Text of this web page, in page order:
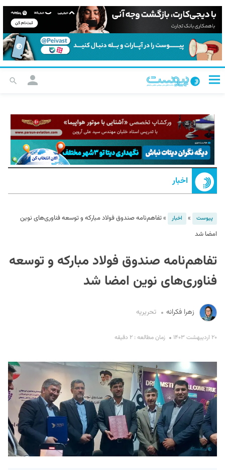
اخبار
پیوست » اخبار »تفاهم‌نامه صندوق فولاد مبارکه و توسعه فناوری‌های نوین
امضا شد
تفاهم‌نامه صندوق فولاد مبارکه و توسعه
فناوری‌های نوین امضا شد
زهرا فکرانه تحریریه
۲۰ اردیبهشت ۱۴۰۳ زمان مطالعه : ۲ دقیقه